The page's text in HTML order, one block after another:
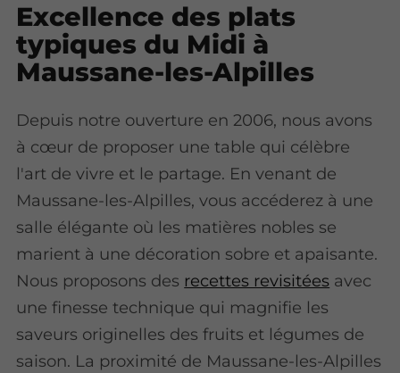
Excellence des plats
typiques du Midi à
Maussane-les-Alpilles
Depuis notre ouverture en 2006, nous avons
à cœur de proposer une table qui célèbre
l'art de vivre et le partage. En venant de
Maussane-les-Alpilles, vous accéderez à une
salle élégante où les matières nobles se
marient à une décoration sobre et apaisante.
Nous proposons des recettes revisitées avec
une finesse technique qui magnifie les
saveurs originelles des fruits et légumes de
saison. La proximité de Maussane-les-Alpilles